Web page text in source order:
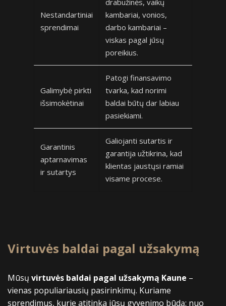
Nestandartiniai
sprendimai
drabužinės, vaikų
kambariai, vonios,
darbo kambariai –
viskas pagal jūsų
poreikius.
Galimybė pirkti
išsimokėtinai
Patogi finansavimo
tvarka, kad norimi
baldai būtų dar labiau
pasiekiami.
Garantinis
aptarnavimas
ir sutartys
Galiojanti sutartis ir
garantija užtikrina, kad
klientas jaustųsi ramiai
visame procese.
Virtuvės baldai pagal užsakymą
Mūsų virtuvės baldai pagal užsakymą Kaune –
vienas populiariausių pasirinkimų. Kuriame
sprendimus, kurie atitinka jūsų gyvenimo būdą: nuo